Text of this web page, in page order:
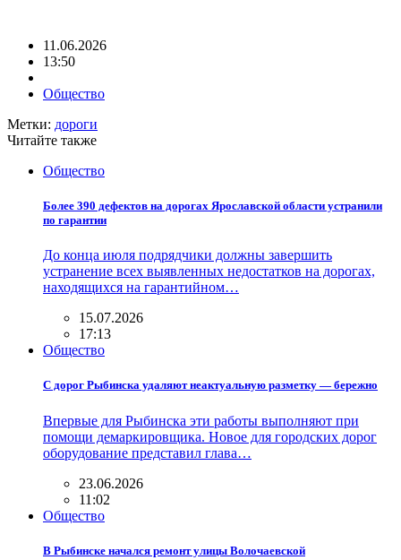
11.06.2026
13:50
Общество
Метки: дороги
Читайте также
Общество
Более 390 дефектов на дорогах Ярославской области устранили
по гарантии
До конца июля подрядчики должны завершить
устранение всех выявленных недостатков на дорогах,
находящихся на гарантийном…
15.07.2026
17:13
Общество
С дорог Рыбинска удаляют неактуальную разметку — бережно
Впервые для Рыбинска эти работы выполняют при
помощи демаркировщика. Новое для городских дорог
оборудование представил глава…
23.06.2026
11:02
Общество
В Рыбинске начался ремонт улицы Волочаевской